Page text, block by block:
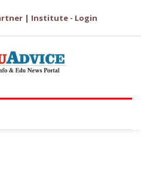
| Institute - Login